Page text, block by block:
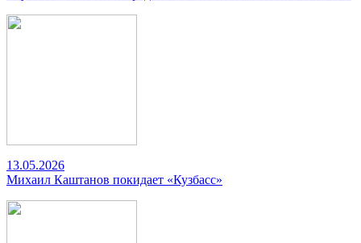
13.05.2026
Михаил Каштанов покидает «Кузбасс»